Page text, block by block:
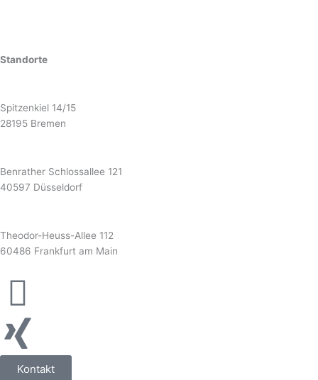
Standorte
Spitzenkiel 14/15
28195 Bremen
Benrather Schlossallee 121
40597 Düsseldorf
Theodor-Heuss-Allee 112
60486 Frankfurt am Main
Kontakt